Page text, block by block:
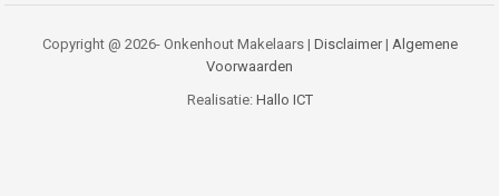
Copyright @ 2026- Onkenhout Makelaars | Disclaimer| Algemene
Voorwaarden
Realisatie: Hallo ICT